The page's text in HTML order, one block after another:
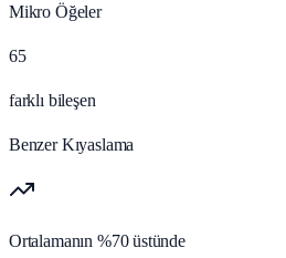
Mikro Öğeler
65
farklı bileşen
Benzer Kıyaslama
Ortalamanın %70 üstünde